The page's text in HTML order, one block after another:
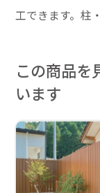
工できます。柱
この商品を
います